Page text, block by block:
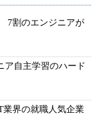
7割のエンジニアが
自主学習のハード
界の就職人気企業